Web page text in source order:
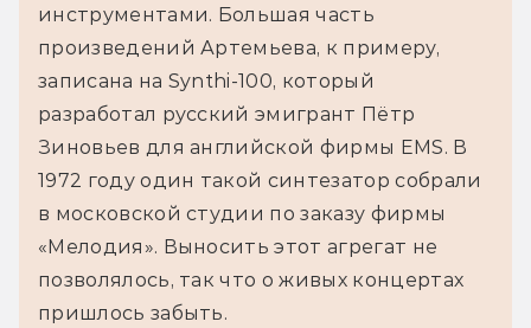
инструментами. Большая часть
произведений Артемьева, к примеру,
записана на Synthi-100, который
разработал русский эмигрант Пётр
Зиновьев для английской фирмы EMS. В
1972 году один такой синтезатор собрали
в московской студии по заказу фирмы
«Мелодия». Выносить этот агрегат не
позволялось, так что о живых концертах
пришлось забыть.